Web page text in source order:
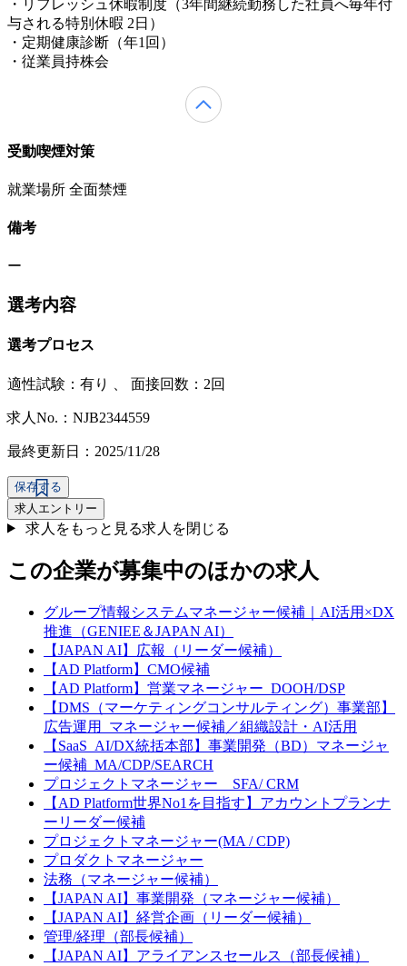
・リフレッシュ休暇制度（3年間継続勤務した社員へ毎年付
与される特別休暇 2日）
・定期健康診断（年1回）
・従業員持株会
受動喫煙対策
就業場所 全面禁煙
備考
ー
選考内容
選考プロセス
適性試験： 有り 面接回数：2回
求人No.：NJB2344559
最終更新日：2025/11/28
保存する
求人エントリー
求人をもっと見る求人を閉じる
この企業が募集中のほかの求人
グループ情報システムマネージャー候補｜AI活用×DX
推進（GENIEE＆JAPAN AI）
【JAPAN AI】広報（リーダー候補）
【AD Platform】CMO候補
【AD Platform】営業マネージャー_DOOH/DSP
【DMS（マーケティングコンサルティング）事業部】
広告運用_マネージャー候補／組織設計・AI活用
【SaaS_AI/DX統括本部】事業開発（BD）マネージャ
ー候補_MA/CDP/SEARCH
プロジェクトマネージャー＿SFA/ CRM
【AD Platform世界No1を目指す】アカウントプランナ
ーリーダー候補
プロジェクトマネージャー(MA / CDP)
プロダクトマネージャー
法務（マネージャー候補）
【JAPAN AI】事業開発（マネージャー候補）
【JAPAN AI】経営企画（リーダー候補）
管理/経理（部長候補）
【JAPAN AI】アライアンスセールス（部長候補）